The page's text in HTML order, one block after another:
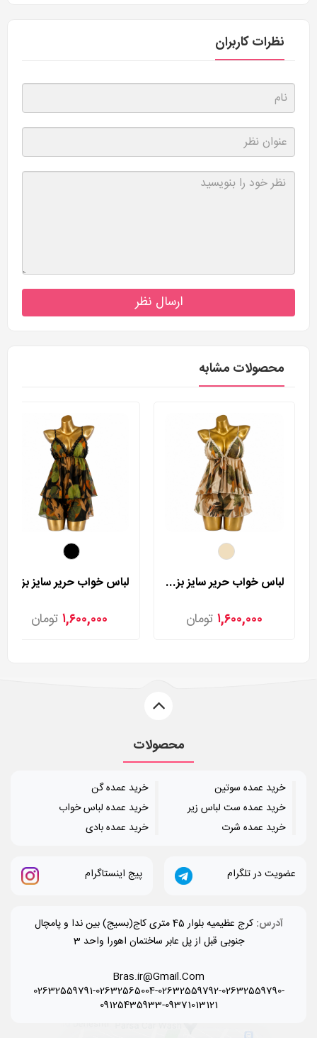
نظرات کاربران
ارسال نظر
محصولات مشابه
لباس خواب حریر سایز بزرگ لورنزا مدل 27981
۱,۶۰۰,۰۰۰ تومان ۱,۶۰۰,۰۰۰ تومان
محصولات
خرید عمده سوتین
خرید عمده ست لباس زیر
خرید عمده شرت
خرید عمده گن
خرید عمده لباس خواب
خرید عمده بادی
عضویت در تلگرام پیج اینستاگرام
آدرس:
کرج عظیمیه بلوار 45 متری کاج(بسیج) بین ندا و پامچال
جنوبی قبل از پل عابر ساختمان اهورا واحد 3
Bras.ir@Gmail.Com
02632559791-02632565004-02632559792-02632559790-
09125435933-09371013121